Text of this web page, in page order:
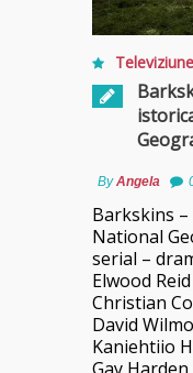
Televiziune
ByAngela
Barkskins
National
serial –
Elwood
Christian
David
Kaniehtiio
Gay